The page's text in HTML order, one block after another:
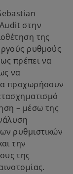
στην
της
ρυθμούς
πρέπει να
να
προχωρήσουν
– μέσω της
ρυθμιστικών
την
της